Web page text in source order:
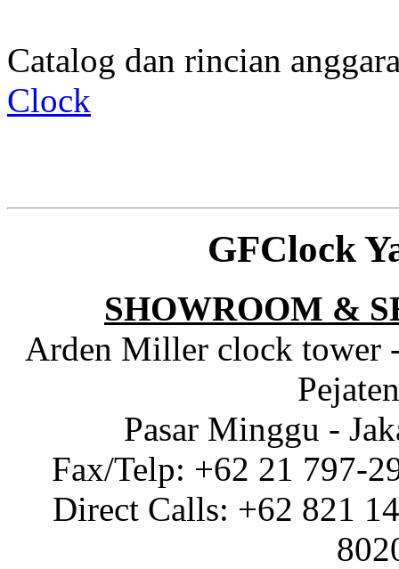
Catalog dan rincian
Clock
GFClock
SHOWROOM &
Arden Miller clock tower
Pasar Minggu -
Fax/Telp: +62 21 797-
Direct Calls: +62 821